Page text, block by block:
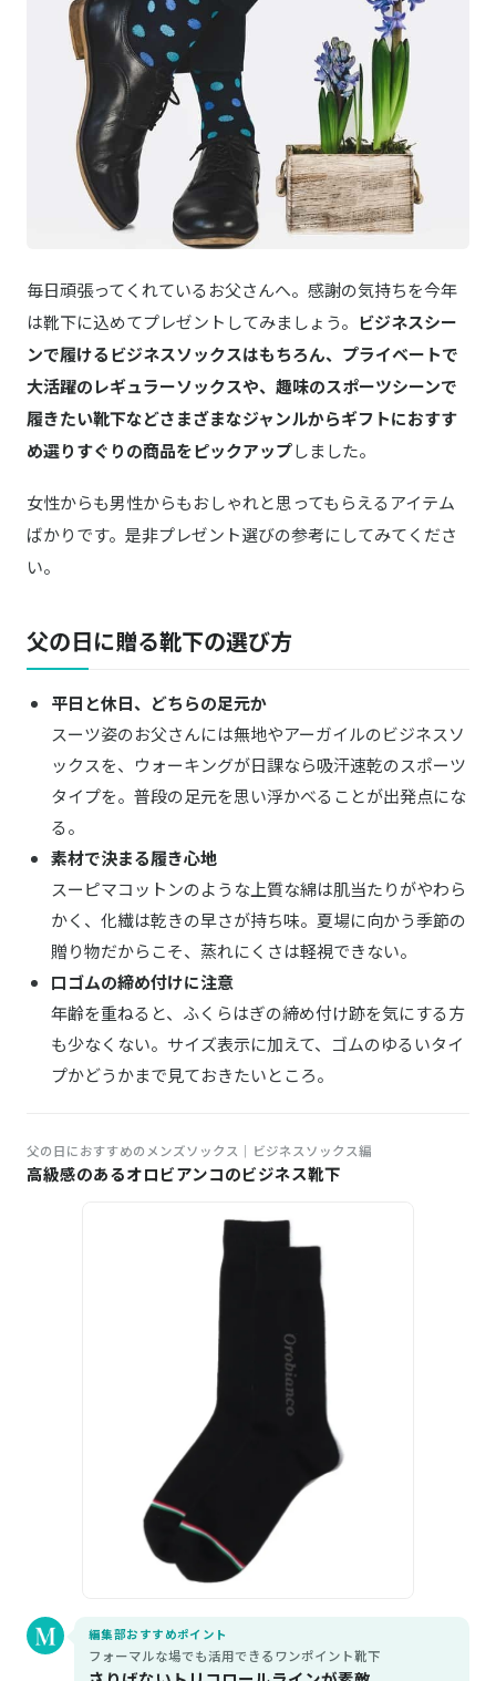
毎日頑張ってくれているお父さんへ。感謝の気持ちを今年
は靴下に込めてプレゼントしてみましょう。 ビジネスシー
ンで履けるビジネスソックスはもちろん、プライベートで
大活躍のレギュラーソックスや、趣味のスポーツシーンで
履きたい靴下などさまざまなジャンルからギフトにおすす
め選りすぐりの商品をピックアップしました。
女性からも男性からもおしゃれと思ってもらえるアイテム
ばかりです。是非プレゼント選びの参考にしてみてくださ
い。
父の日に贈る靴下の選び方
平日と休日、どちらの足元か
スーツ姿のお父さんには無地やアーガイルのビジネスソ
ックスを、ウォーキングが日課なら吸汗速乾のスポーツ
タイプを。普段の足元を思い浮かべることが出発点にな
る。
素材で決まる履き心地
スーピマコットンのような上質な綿は肌当たりがやわら
かく、化繊は乾きの早さが持ち味。夏場に向かう季節の
贈り物だからこそ、蒸れにくさは軽視できない。
口ゴムの締め付けに注意
年齢を重ねると、ふくらはぎの締め付け跡を気にする方
も少なくない。サイズ表示に加えて、ゴムのゆるいタイ
プかどうかまで見ておきたいところ。
父の日におすすめのメンズソックス｜ビジネスソックス編
高級感のあるオロビアンコのビジネス靴下
編集部おすすめポイント
フォーマルな場でも活用できるワンポイント靴下